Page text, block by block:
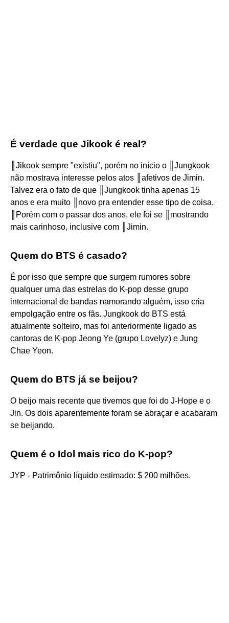
É verdade que Jikook é real?
║Jikook sempre "existiu", porém no início o ║Jungkook
não mostrava interesse pelos atos ║afetivos de Jimin.
Talvez era o fato de que ║Jungkook tinha apenas 15
anos e era muito ║novo pra entender esse tipo de coisa.
║Porém com o passar dos anos, ele foi se ║mostrando
mais carinhoso, inclusive com ║Jimin.
Quem do BTS é casado?
É por isso que sempre que surgem rumores sobre
qualquer uma das estrelas do K-pop desse grupo
internacional de bandas namorando alguém, isso cria
empolgação entre os fãs. Jungkook do BTS está
atualmente solteiro, mas foi anteriormente ligado as
cantoras de K-pop Jeong Ye (grupo Lovelyz) e Jung
Chae Yeon.
Quem do BTS já se beijou?
O beijo mais recente que tivemos que foi do J-Hope e o
Jin. Os dois aparentemente foram se abraçar e acabaram
se beijando.
Quem é o Idol mais rico do K-pop?
JYP - Patrimônio líquido estimado: $ 200 milhões.